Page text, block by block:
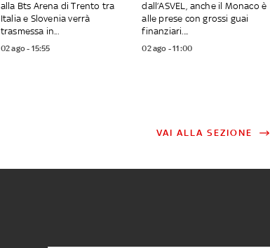
alla Bts Arena di Trento tra
Italia e Slovenia verrà
trasmessa in...
02 ago - 15:55
dall’ASVEL, anche il Monaco è
alle prese con grossi guai
finanziari....
02 ago - 11:00
VAI ALLA SEZIONE